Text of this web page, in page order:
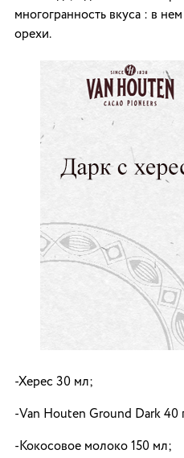
многогранность вкуса : в
орехи.
-Херес 30 мл;
-Van Houten Ground Dark 40
-Кокосовое молоко 150 мл;